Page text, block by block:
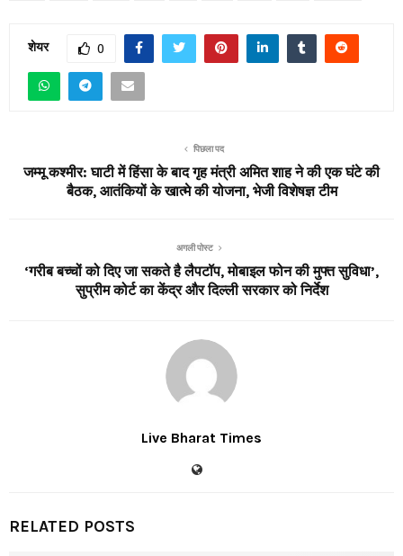
शेयर 0
पिछला पद
जम्मू कश्मीर: घाटी में हिंसा के बाद गृह मंत्री अमित शाह ने की एक घंटे की
बैठक, आतंकियों के खात्मे की योजना, भेजी विशेषज्ञ टीम
अगली पोस्ट
‘गरीब बच्चों को दिए जा सकते है लैपटॉप, मोबाइल फोन की मुफ्त सुविधा’,
सुप्रीम कोर्ट का केंद्र और दिल्ली सरकार को निर्देश
Live Bharat Times
RELATED POSTS